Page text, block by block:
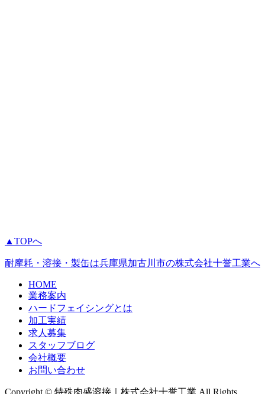
▲TOPへ
耐摩耗・溶接・製缶は兵庫県加古川市の株式会社十誉工業へ
HOME
業務案内
ハードフェイシングとは
加工実績
求人募集
スタッフブログ
会社概要
お問い合わせ